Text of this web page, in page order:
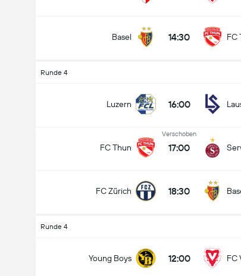
Basel 14:30 FC
Runde 4
Luzern 16:00
FC Thun
Verschoben
17:00
FC Zürich 18:30
Runde 4
Young Boys 12:00 FC